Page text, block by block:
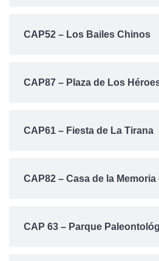
CAP52 – Los Bailes Chinos
CAP87 – Plaza de Los
CAP61 – Fiesta de La Tirana
CAP82 – Casa de la
CAP 63 – Parque